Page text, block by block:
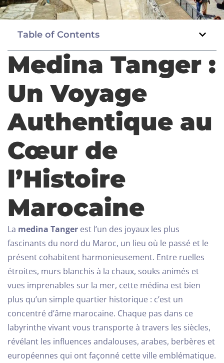
Table of Contents
Medina Tanger :
Un Voyage
Authentique au
Cœur de
l’Histoire
Marocaine
La medina Tanger est l’un des joyaux les plus
fascinants du nord du Maroc, un lieu où le passé et le
présent cohabitent harmonieusement. Entre ruelles
étroites, murs blanchis à la chaux, souks animés et
vues imprenables sur la mer, cette médina est bien
plus qu’un simple quartier historique : c’est un
concentré d’âme marocaine. Chaque pas dans ce
labyrinthe vivant vous transporte à travers les siècles,
révélant les influences andalouses, arabes, berbères et
européennes qui ont façonné cette ville emblématique.